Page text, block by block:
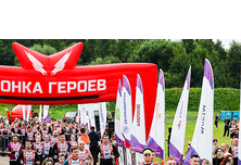
вчера, 18:54ТАСС:
лишится
экспорта из-за
портах Одессы
вчера, 18:18 БПЛА
атаковали